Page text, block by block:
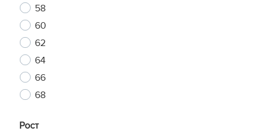
58
60
62
64
66
68
Рост